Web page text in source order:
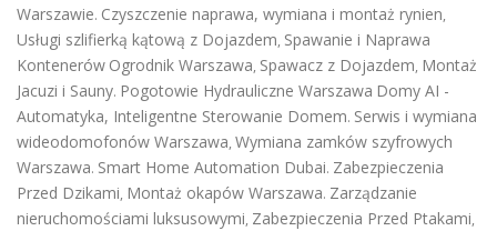
Warszawie. Czyszczenie naprawa, wymiana i montaż rynien,
Usługi szlifierką kątową z Dojazdem, Spawanie i Naprawa
Kontenerów Ogrodnik Warszawa, Spawacz z Dojazdem, Montaż
Jacuzi i Sauny. Pogotowie Hydrauliczne Warszawa Domy AI -
Automatyka, Inteligentne Sterowanie Domem. Serwis i wymiana
wideodomofonów Warszawa, Wymiana zamków szyfrowych
Warszawa. Smart Home Automation Dubai. Zabezpieczenia
Przed Dzikami, Montaż okapów Warszawa. Zarządzanie
nieruchomościami luksusowymi, Zabezpieczenia Przed Ptakami,